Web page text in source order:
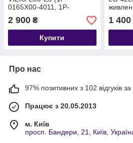
0165X00-4011, 1P-
1156800-1010, 09-
60CAP0D0-00,
RUNTK0246FV)
2 900 ₴
Купити
R REV
PLDF-
L904A)
1 400
Про нас
97% позитивних з 102 відгуків за
Працює з 20.05.2013
м. Київ
просп. Бандери, 21, Київ,